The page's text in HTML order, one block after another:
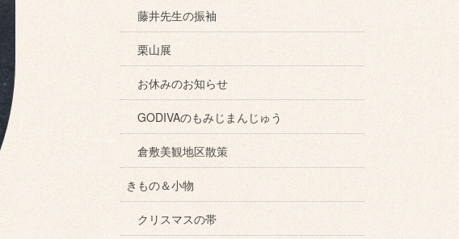
藤井先生の振袖
栗山展
お休みのお知らせ
GODIVAのもみじまんじゅう
倉敷美観地区散策
きもの＆小物
クリスマスの帯